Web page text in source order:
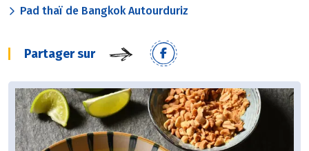
Pad thaï de Bangkok Autourduriz
Partager sur